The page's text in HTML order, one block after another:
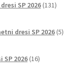
SP 2026 131
dresi SP 2026 5
SP 2026 16izdelkov